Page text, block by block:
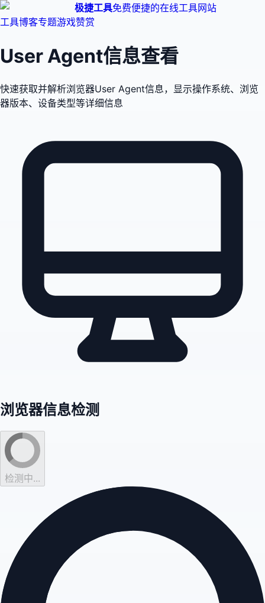
极捷工具免费便捷的在线工具网站
工具博客专题游戏赞赏
User Agent信息查看
快速获取并解析浏览器User Agent信息，显示操作系统、浏览
器版本、设备类型等详细信息
浏览器信息检测
检测中...